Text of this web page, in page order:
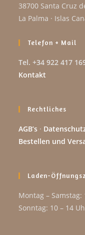
38700 Santa Cruz
La Palma · Islas
Telefon + Mail
Tel. +34 922 417
Kontakt
Rechtliches
AGB’s ·
Bestellen und
Laden-
Montag – Samstag:
Sonntag: 10 – 14